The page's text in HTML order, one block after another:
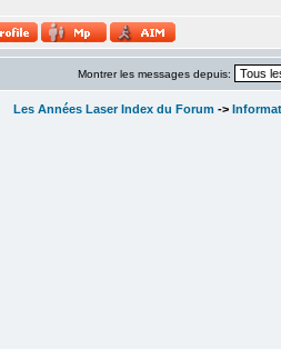
Montrer les messages depuis:
Les Années Laser Index du Forum ->